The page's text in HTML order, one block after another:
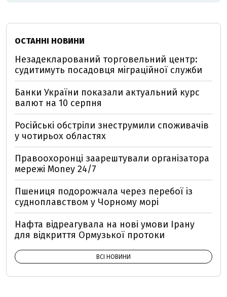
ОСТАННІ НОВИНИ
Незадекларований торговельний центр:
судитимуть посадовця міграційної служби
Банки України показали актуальний курс
валют на 10 серпня
Російські обстріли знеструмили споживачів
у чотирьох областях
Правоохоронці заарештували організатора
мережі Money 24/7
Пшениця подорожчала через перебої із
судноплавством у Чорному морі
Нафта відреагувала на нові умови Ірану
для відкриття Ормузької протоки
ВСІ НОВИНИ